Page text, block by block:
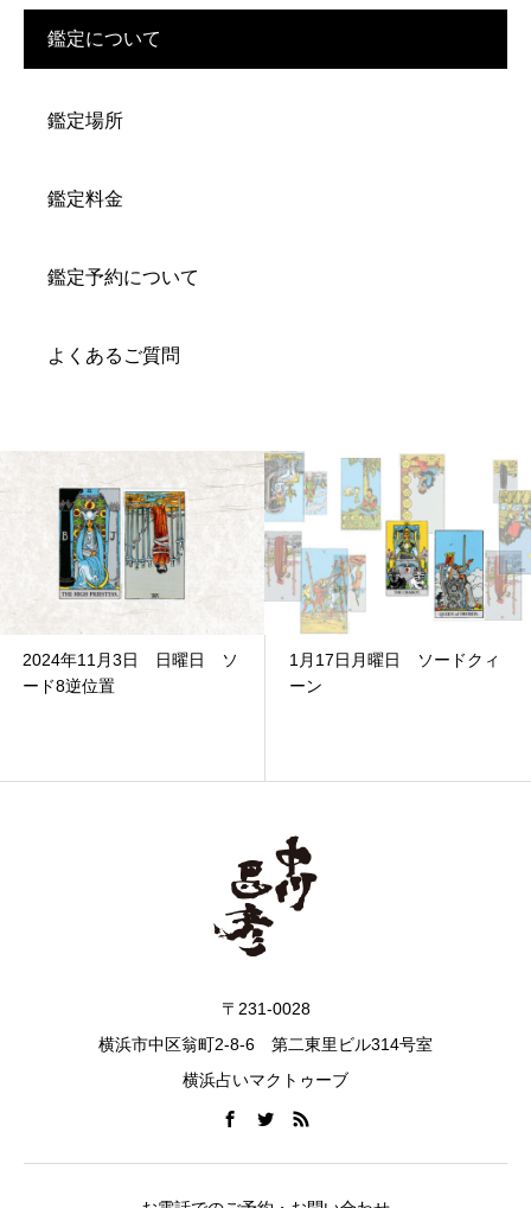
鑑定について
鑑定場所
鑑定料金
鑑定予約について
よくあるご質問
2024年11月3日 日曜日 ソ
ード8逆位置
1月17日月曜日 ソードクィ
ーン
〒231-0028
横浜市中区翁町2-8-6 第二東里ビル314号室
横浜占いマクトゥーブ